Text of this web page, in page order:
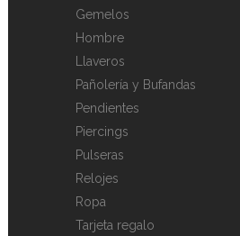
Gemelos
Hombre
Llaveros
Pañolería y Bufandas
Pendientes
Piercings
Pulseras
Relojes
Ropa
Tarjeta regalo